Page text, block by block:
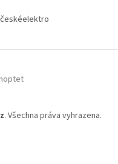
. Všechna práva vyhrazena.